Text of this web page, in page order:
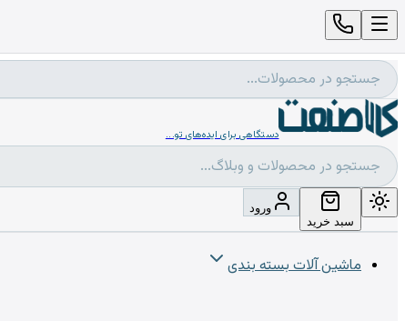
دستگاهی برای ایده‌های تو...
سبد خرید
ورود
ماشین آلات بسته بندی